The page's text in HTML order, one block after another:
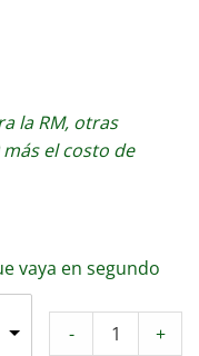
la RM, otras
el costo de
vaya en segundo
- +